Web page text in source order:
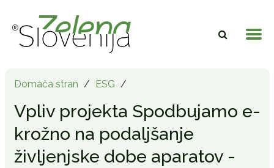
Domača stran / ESG /
Vpliv projekta Spodbujamo e-
krožno na podaljšanje
življenjske dobe aparatov -